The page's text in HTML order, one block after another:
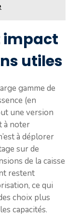
impact
utiles
gamme de
(en
une version
à noter
à déplorer
sur de
de la caisse
restent
ce qui
choix plus
capacités.